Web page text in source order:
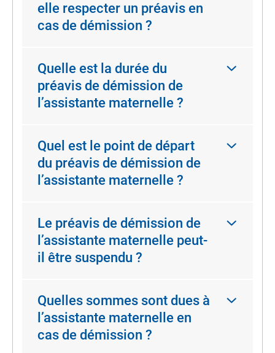
elle respecter un préavis en
cas de démission ?
Quelle est la durée du
préavis de démission de
l’assistante maternelle ?
Quel est le point de départ
du préavis de démission de
l’assistante maternelle ?
Le préavis de démission de
l’assistante maternelle peut-
il être suspendu ?
Quelles sommes sont dues à
l’assistante maternelle en
cas de démission ?